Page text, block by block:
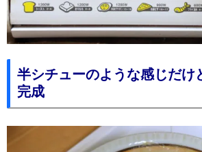
半シチューのような感じだけ
完成